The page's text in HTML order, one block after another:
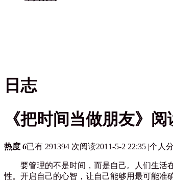
日志
《把时间当做朋友》
热度 6已有 291394 次阅读2011-5-2 22:35 |个人
要管理的不是时间，而是自己。人们生活在
性。开启自己的心智，让自己能够用最可能准